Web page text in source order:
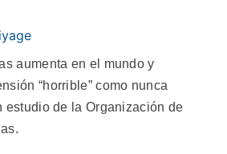
aumenta en el mundo y
“horrible” como nunca
estudio de la Organización de